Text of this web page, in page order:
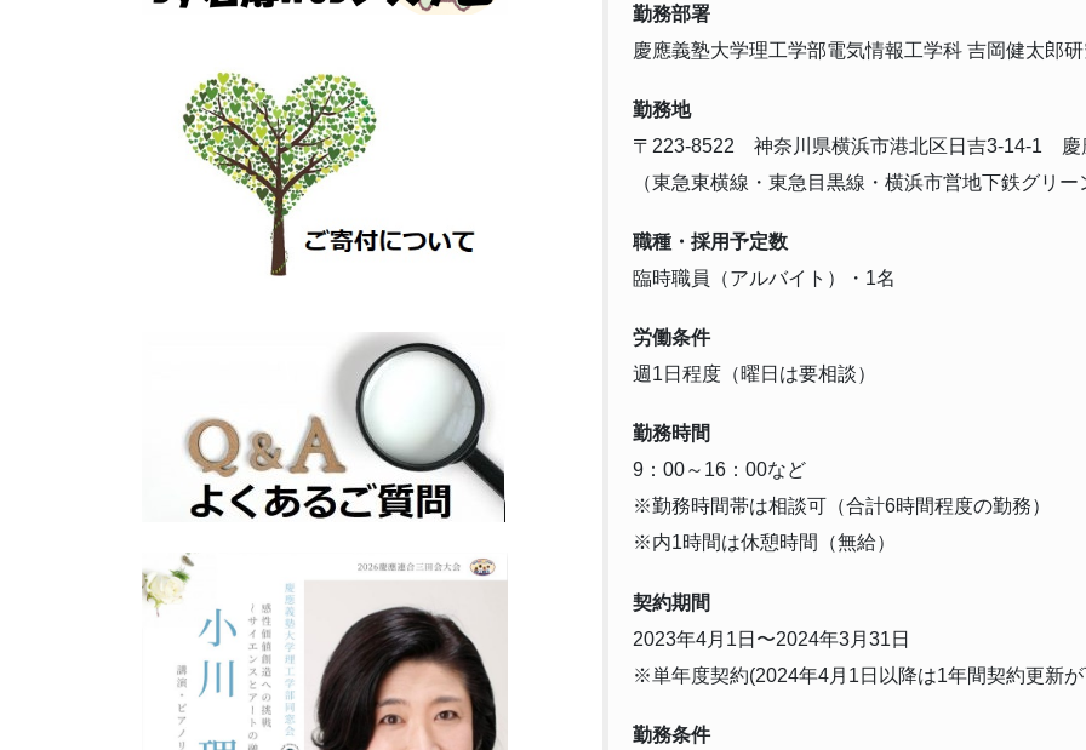
勤務部署
慶應義塾大学理工学部電気情報工学科 吉岡健太郎
勤務地
〒223-8522 神奈川県横浜市港北区日吉3-14-1
（東急東横線・東急目黒線・横浜市営地下鉄グリ
職種・採用予定数
臨時職員（アルバイト）・1名
労働条件
週1日程度（曜日は要相談）
勤務時間
9：00～16：00など
※勤務時間帯は相談可（合計6時間程度の勤務）
※内1時間は休憩時間（無給）
契約期間
2023年4月1日〜2024年3月31日
※単年度契約(2024年4月1日以降は1年間契約更新
勤務条件